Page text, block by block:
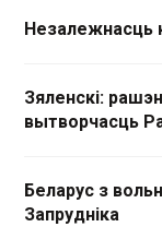
Незалежнасць
Зяленскі:
вытворчасць
Беларус з
Запрудніка